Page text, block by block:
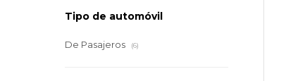
Tipo de automóvil
De Pasajeros (6)